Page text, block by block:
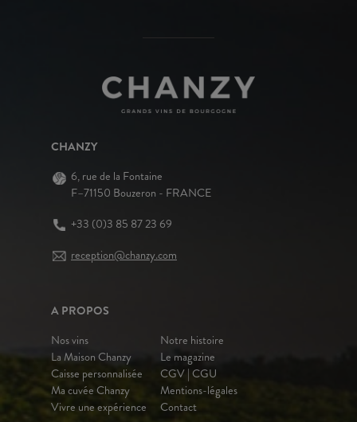
CHANZY
6, rue de la Fontaine
F–71150 Bouzeron - FRANCE
+33 (0)3 85 87 23 69
reception@chanzy.com
A PROPOS
Nos vins
La Maison Chanzy
Caisse personnalisée
Ma cuvée Chanzy
Vivre une expérience
Notre histoire
Le magazine
CGV | CGU
Mentions-légales
Contact